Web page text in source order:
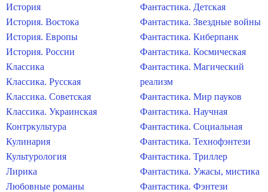
История
История. Востока
История. Европы
История. России
Классика
Классика. Русская
Классика. Советская
Классика. Украинская
Контркультура
Кулинария
Культурология
Лирика
Любовные романы
Фантастика. Детская
Фантастика. Звездные войны
Фантастика. Киберпанк
Фантастика. Космическая
Фантастика. Магический
реализм
Фантастика. Мир пауков
Фантастика. Научная
Фантастика. Социальная
Фантастика. Технофэнтези
Фантастика. Триллер
Фантастика. Ужасы, мистика
Фантастика. Фэнтези